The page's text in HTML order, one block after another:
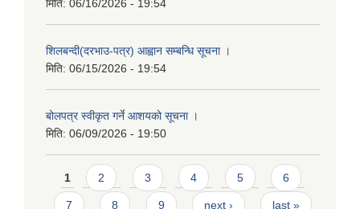
मिति: 06/16/2026 - 19:54
शिलबन्दी(दरभाउ-पत्र) आह्वान सम्बन्धि सूचना ।
मिति: 06/15/2026 - 19:54
बोलपत्र स्वीकृत गर्ने आशयको सूचना ।
मिति: 06/09/2026 - 19:50
Pages
1 2 3 4 5 6
7 8 9 next › last »